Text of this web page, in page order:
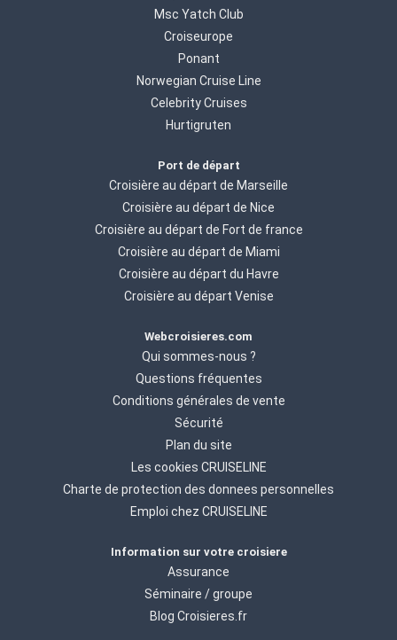
Msc Yatch Club
Croiseurope
Ponant
Norwegian Cruise Line
Celebrity Cruises
Hurtigruten
Port de départ
Croisière au départ de Marseille
Croisière au départ de Nice
Croisière au départ de Fort de france
Croisière au départ de Miami
Croisière au départ du Havre
Croisière au départ Venise
Webcroisieres.com
Qui sommes-nous ?
Questions fréquentes
Conditions générales de vente
Sécurité
Plan du site
Les cookies CRUISELINE
Charte de protection des donnees personnelles
Emploi chez CRUISELINE
Information sur votre croisiere
Assurance
Séminaire / groupe
Blog Croisieres.fr